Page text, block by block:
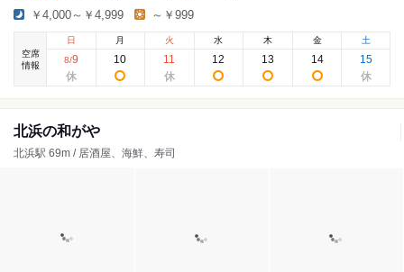
￥4,000～￥4,999 ～￥999
空席
情報
日
8/9
月
10
火
11
水
12
木
13
金
14
土
15
北浜の和がや
北浜駅 69m / 居酒屋、海鮮、寿司